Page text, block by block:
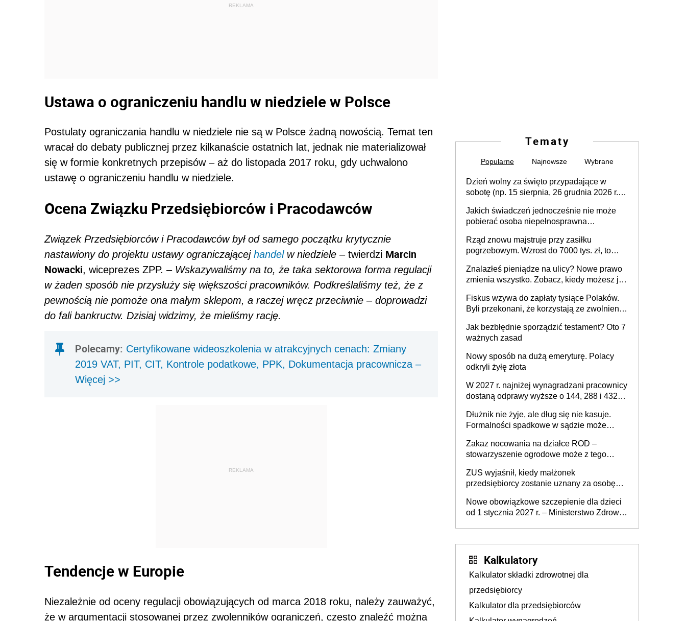
REKLAMA
Ustawa o ograniczeniu handlu w niedziele w Polsce
Postulaty ograniczania handlu w niedziele nie są w Polsce żadną nowością. Temat ten
wracał do debaty publicznej przez kilkanaście ostatnich lat, jednak nie materializował
się w formie konkretnych przepisów – aż do listopada 2017 roku, gdy uchwalono
ustawę o ograniczeniu handlu w niedziele.
Ocena Związku Przedsiębiorców i Pracodawców
Związek Przedsiębiorców i Pracodawców był od samego początku krytycznie
nastawiony do projektu ustawy ograniczającej handelw niedziele – twierdzi Marcin
Nowacki, wiceprezes ZPP. – Wskazywaliśmy na to, że taka sektorowa forma regulacji
w żaden sposób nie przysłuży się większości pracowników. Podkreślaliśmy też, że z
pewnością nie pomoże ona małym sklepom, a raczej wręcz przeciwnie – doprowadzi
do fali bankructw. Dzisiaj widzimy, że mieliśmy rację.
Polecamy: Certyfikowane wideoszkolenia w atrakcyjnych cenach: Zmiany
2019 VAT, PIT, CIT, Kontrole podatkowe, PPK, Dokumentacja pracownicza –
Więcej >>
REKLAMA
Tendencje w Europie
Niezależnie od oceny regulacji obowiązujących od marca 2018 roku, należy zauważyć,
że w argumentacji stosowanej przez zwolenników ograniczeń, często znaleźć można
Tematy
Popularne Najnowsze Wybrane
Dzień wolny za święto przypadające w
sobotę (np. 15 sierpnia, 26 grudnia 2026 r.) –
pracodawcy (sektor prywatny i administracja
publiczna), najczęstsze pytania
Jakich świadczeń jednocześnie nie może
pobierać osoba niepełnosprawna
Rząd znowu majstruje przy zasiłku
pogrzebowym. Wzrost do 7000 tys. zł, to
Znalazłeś pieniądze na ulicy? Nowe prawo
zmienia wszystko. Zobacz, kiedy możesz je
Fiskus wzywa do zapłaty tysiące Polaków.
Byli przekonani, że korzystają ze zwolnienia
Jak bezbłędnie sporządzić testament? Oto 7
ważnych zasad
Nowy sposób na dużą emeryturę. Polacy
odkryli żyłę złota
W 2027 r. najniżej wynagradzani pracownicy
dostaną odprawy wyższe o 144, 288 i 432
Dłużnik nie żyje, ale dług się nie kasuje.
Formalności spadkowe w sądzie może
zmarłego
Zakaz nocowania na działce ROD –
stowarzyszenie ogrodowe może z tego
działki (wypowiedzieć dzierżawę)?
ZUS wyjaśnił, kiedy małżonek
przedsiębiorcy zostanie uznany za osobę
Nowe obowiązkowe szczepienie dla dzieci
od 1 stycznia 2027 r. – Ministerstwo Zdrowia
Kalkulatory
Kalkulator składki zdrowotnej dla
przedsiębiorcy
Kalkulator dla przedsiębiorców